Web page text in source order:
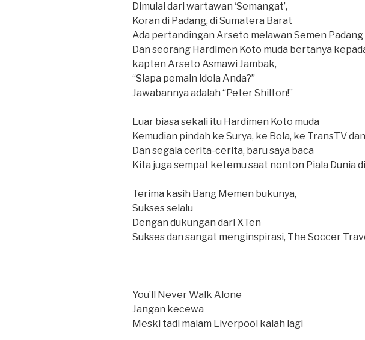
Dimulai dari wartawan ‘Semangat’,
Koran di Padang, di Sumatera Barat
Ada pertandingan Arseto melawan Semen Padang
Dan seorang Hardimen Koto muda bertanya
kapten Arseto Asmawi Jambak,
“Siapa pemain idola Anda?”
Jawabannya adalah “Peter Shilton!”
Luar biasa sekali itu Hardimen Koto muda
Kemudian pindah ke Surya, ke Bola, ke TransTV
Dan segala cerita-cerita, baru saya baca
Kita juga sempat ketemu saat nonton Piala Dunia di
Terima kasih Bang Memen bukunya,
Sukses selalu
Dengan dukungan dari XTen
Sukses dan sangat menginspirasi, The Soccer
You’ll Never Walk Alone
Jangan kecewa
Meski tadi malam Liverpool kalah lagi